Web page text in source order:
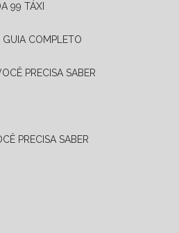
99 TÁXI
GUIA COMPLETO
PRECISA SABER
PRECISA SABER